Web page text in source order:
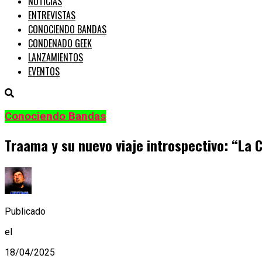
ENTREVISTAS
CONOCIENDO BANDAS
CONDENADO GEEK
LANZAMIENTOS
EVENTOS
Conociendo Bandas
Traama y su nuevo viaje introspectivo: “La
Publicado
el
18/04/2025